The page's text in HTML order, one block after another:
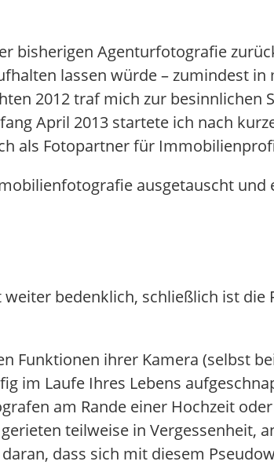
bisherigen Agenturfotografie
lassen würde – zumindest in
2012 traf mich zur besinnlichen
April 2013 startete ich nach
als Fotopartner für
ausgetauscht und
weiter bedenklich, schließlich ist die
Funktionen ihrer Kamera (selbst
im Laufe Ihres Lebens
am Rande einer Hochzeit
teilweise in Vergessenheit,
dass sich mit diesem